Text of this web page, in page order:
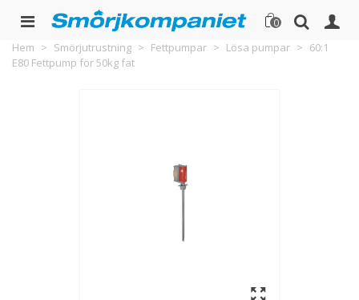
0
Hem > Smörjutrustning > Fettpumpar > Lösa pumpar > 60:1
E80 Fettpump för 50kg fat